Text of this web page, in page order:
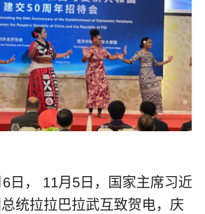
日， 11月5日，国家主席习近
统拉拉巴拉武互致贺电，庆